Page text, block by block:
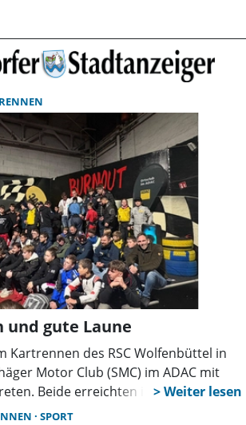
und gute Laune
Kartrennen des RSC Wolfenbüttel in
Motor Club (SMC) im ADAC mit
Beide erreichten in ihren
Platzierungen.
SPORT